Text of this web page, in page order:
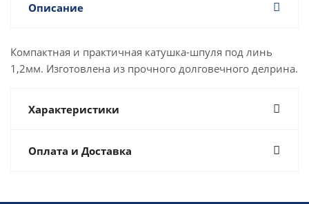
Описание
Компактная и практичная катушка-шпуля под линь
1,2мм. Изготовлена из прочного долговечного делрина.
Характеристики
Оплата и Доставка